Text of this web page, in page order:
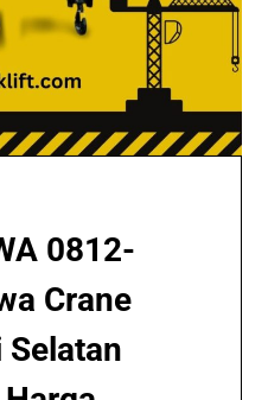
0812-
Crane
Selatan